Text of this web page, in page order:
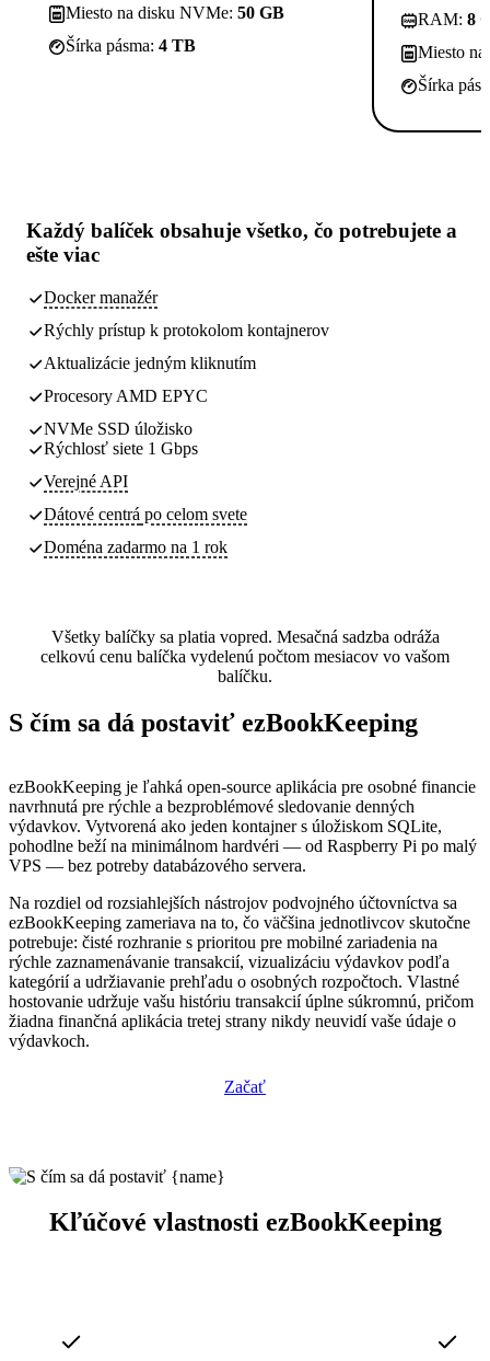
Miesto na disku NVMe: 50 GB
Šírka pásma: 4 TB
RAM: 8
Miesto
Šírka
Každý balíček obsahuje všetko, čo potrebujete a
ešte viac
Docker manažér
Rýchly prístup k protokolom kontajnerov
Aktualizácie jedným kliknutím
Procesory AMD EPYC
NVMe SSD úložisko
Rýchlosť siete 1 Gbps
Verejné API
Dátové centrá po celom svete
Doména zadarmo na 1 rok
Všetky balíčky sa platia vopred. Mesačná sadzba odráža
celkovú cenu balíčka vydelenú počtom mesiacov vo vašom
balíčku.
S čím sa dá postaviť ezBookKeeping
ezBookKeeping je ľahká open-source aplikácia pre osobné financie
navrhnutá pre rýchle a bezproblémové sledovanie denných
výdavkov. Vytvorená ako jeden kontajner s úložiskom SQLite,
pohodlne beží na minimálnom hardvéri — od Raspberry Pi po malý
VPS — bez potreby databázového servera.
Na rozdiel od rozsiahlejších nástrojov podvojného účtovníctva sa
ezBookKeeping zameriava na to, čo väčšina jednotlivcov skutočne
potrebuje: čisté rozhranie s prioritou pre mobilné zariadenia na
rýchle zaznamenávanie transakcií, vizualizáciu výdavkov podľa
kategórií a udržiavanie prehľadu o osobných rozpočtoch. Vlastné
hostovanie udržuje vašu históriu transakcií úplne súkromnú, pričom
žiadna finančná aplikácia tretej strany nikdy neuvidí vaše údaje o
výdavkoch.
Začať
Kľúčové vlastnosti ezBookKeeping